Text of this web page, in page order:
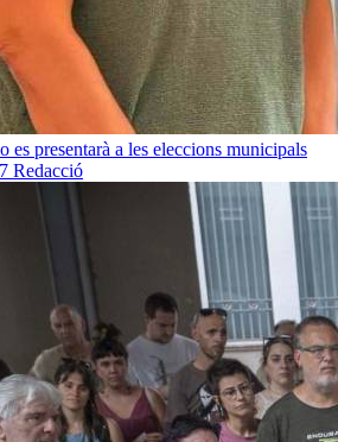
es presentarà a les eleccions municipals
Redacció